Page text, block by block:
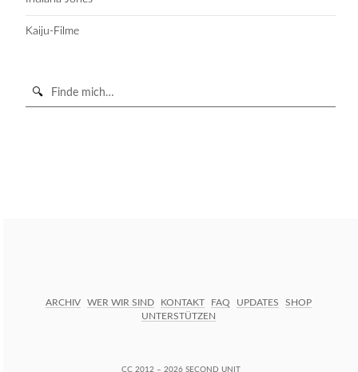
Kaiju-Filme
Suche
ARCHIV WER WIR SIND KONTAKT FAQ UPDATES
SHOP
UNTERSTÜTZEN
CC 2012 – 2026 SECOND UNIT